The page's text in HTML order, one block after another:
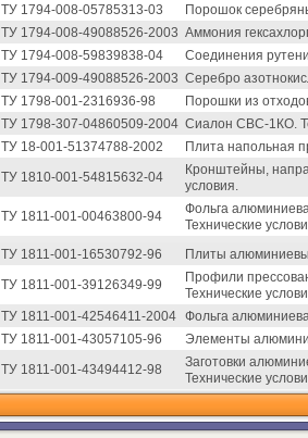
ТУ 1794-008-05785313-03
Порошок
ТУ 1794-008-49088526-2003 Аммония
ТУ 1794-008-59839838-04
Соединения
ТУ 1794-009-49088526-2003 Серебро
ТУ 1798-001-2316936-98
Порошки из
ТУ 1798-307-04860509-2004 Сиалон СВС-1КО.
ТУ 18-001-51374788-2002
Плита напольная
ТУ 1810-001-54815632-04
Кронштейны,
условия.
ТУ 1811-001-00463800-94
Фольга
Технические
ТУ 1811-001-16530792-96
Плиты
ТУ 1811-001-39126349-99
Профили
Технические
ТУ 1811-001-42546411-2004 Фольга
ТУ 1811-001-43057105-96
Элементы
ТУ 1811-001-43494412-98
Заготовки
Технические